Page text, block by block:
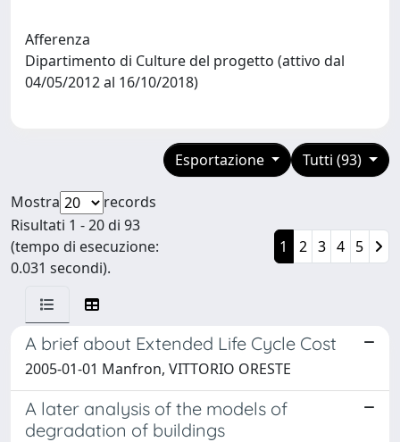
Afferenza
Dipartimento di Culture del progetto (attivo dal
04/05/2012 al 16/10/2018)
Tutti (93)
Esportazione
Mostra
records
Risultati 1 - 20 di 93
(tempo di esecuzione:
0.031 secondi).
1 2 3 4 5
A brief about Extended Life Cycle Cost
2005-01-01 Manfron, VITTORIO ORESTE
A later analysis of the models of
degradation of buildings